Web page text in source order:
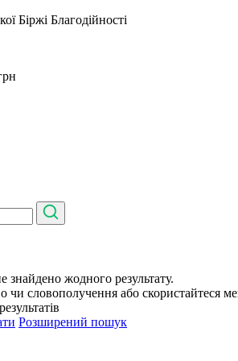
Біржі Благодійності
знайдено жодного результату.
чи словополучення або скористайтеся
результатів
Розширений пошук